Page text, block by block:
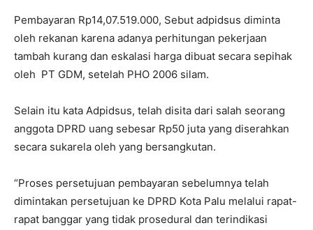
Pembayaran Rp14,07.519.000, Sebut adpidsus diminta
oleh rekanan karena adanya perhitungan pekerjaan
tambah kurang dan eskalasi harga dibuat secara sepihak
oleh PT GDM, setelah PHO 2006 silam.
Selain itu kata Adpidsus, telah disita dari salah seorang
anggota DPRD uang sebesar Rp50 juta yang diserahkan
secara sukarela oleh yang bersangkutan.
“Proses persetujuan pembayaran sebelumnya telah
dimintakan persetujuan ke DPRD Kota Palu melalui rapat-
rapat banggar yang tidak prosedural dan terindikasi